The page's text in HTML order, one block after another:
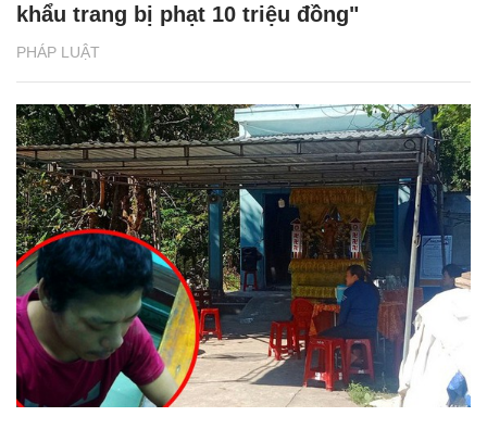
PHÁP LUẬT
khẩu trang bị phạt 10 triệu đồng"